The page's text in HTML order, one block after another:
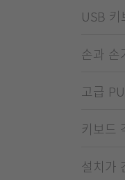
USB
손과 손
고급
키보드
설치가